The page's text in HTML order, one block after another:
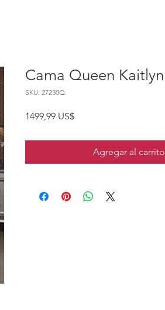
Cama Queen Kaitlyn
SKU: 27230Q
1499,99 US$Precio
Agregar al carrito